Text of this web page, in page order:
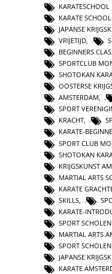
KARATE
JAPANSE
VRIJETIJD
BEGINNERS
SPORTCLUB
SHOTOKAN
OOSTERSE
AMSTERDAM,
SPORT
KRACHT,
KARATE-
SPORT CLUB
SHOTOKAN
KRIJGSKUNST
MARTIAL ARTS
KARATE
SKILLS
KARATE-
SPORT
MARTIAL ARTS
SPORT
JAPANSE
KARATE